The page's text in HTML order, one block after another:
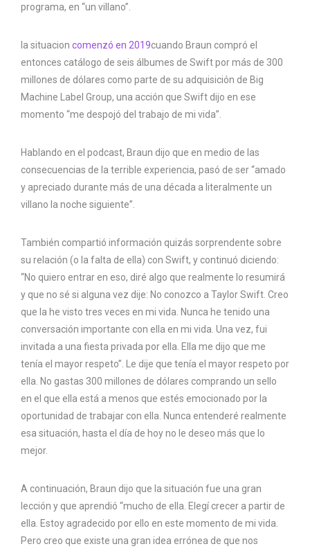
programa, en “un villano”.
la situacion comenzó en 2019cuando Braun compró el
entonces catálogo de seis álbumes de Swift por más de 300
millones de dólares como parte de su adquisición de Big
Machine Label Group, una acción que Swift dijo en ese
momento “me despojó del trabajo de mi vida”.
Hablando en el podcast, Braun dijo que en medio de las
consecuencias de la terrible experiencia, pasó de ser “amado
y apreciado durante más de una década a literalmente un
villano la noche siguiente”.
También compartió información quizás sorprendente sobre
su relación (o la falta de ella) con Swift, y continuó diciendo:
“No quiero entrar en eso, diré algo que realmente lo resumirá
y que no sé si alguna vez dije: No conozco a Taylor Swift. Creo
que la he visto tres veces en mi vida. Nunca he tenido una
conversación importante con ella en mi vida. Una vez, fui
invitada a una fiesta privada por ella. Ella me dijo que me
tenía el mayor respeto”. Le dije que tenía el mayor respeto por
ella. No gastas 300 millones de dólares comprando un sello
en el que ella está a menos que estés emocionado por la
oportunidad de trabajar con ella. Nunca entenderé realmente
esa situación, hasta el día de hoy no le deseo más que lo
mejor.
A continuación, Braun dijo que la situación fue una gran
lección y que aprendió “mucho de ella. Elegí crecer a partir de
ella. Estoy agradecido por ello en este momento de mi vida.
Pero creo que existe una gran idea errónea de que nos